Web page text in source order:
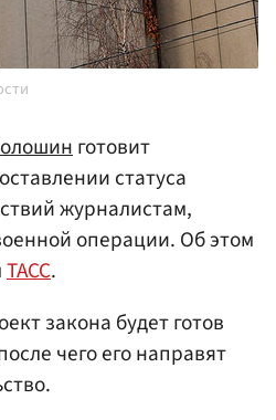
готовит
статуса
журналистам,
операции. Об этом
ТАСС.
закона будет готов
чего его направят